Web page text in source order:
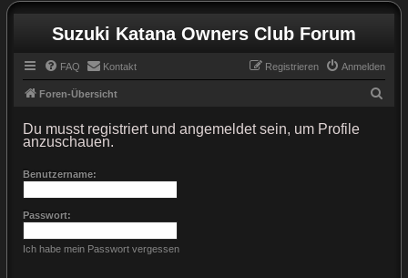
Suzuki Katana Owners Club Forum
FAQ Kontakt Anmelden
Registrieren
Foren-Übersicht
Du musst registriert und angemeldet sein, um Profile
anzuschauen.
Benutzername:
Passwort:
Ich habe mein Passwort vergessen